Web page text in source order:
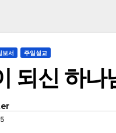
보서 주일설교
되신 하나